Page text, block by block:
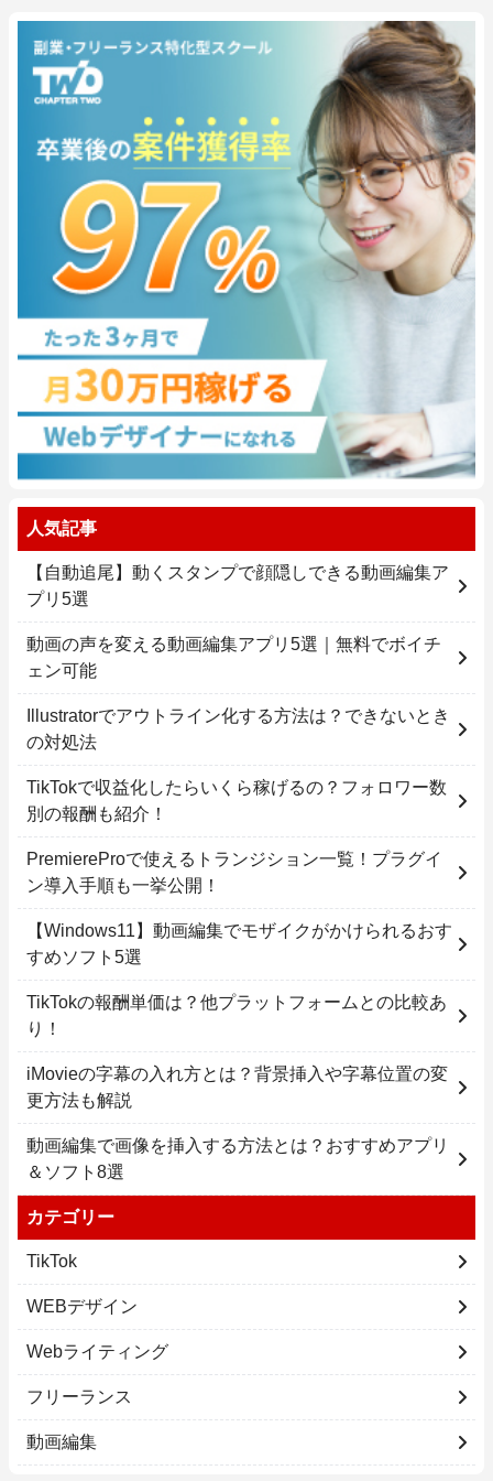
人気記事
【自動追尾】動くスタンプで顔隠しできる動画編集ア
プリ5選
動画の声を変える動画編集アプリ5選｜無料でボイチ
ェン可能
Illustratorでアウトライン化する方法は？できないとき
の対処法
TikTokで収益化したらいくら稼げるの？フォロワー数
別の報酬も紹介！
PremiereProで使えるトランジション一覧！プラグイ
ン導入手順も一挙公開！
【Windows11】動画編集でモザイクがかけられるおす
すめソフト5選
TikTokの報酬単価は？他プラットフォームとの比較あ
り！
iMovieの字幕の入れ方とは？背景挿入や字幕位置の変
更方法も解説
動画編集で画像を挿入する方法とは？おすすめアプリ
＆ソフト8選
カテゴリー
TikTok
WEBデザイン
Webライティング
フリーランス
動画編集